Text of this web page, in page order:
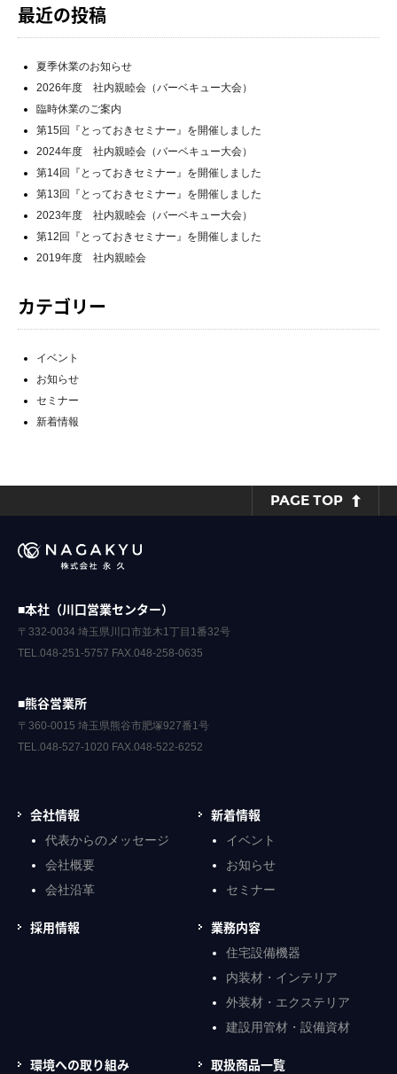
最近の投稿
夏季休業のお知らせ
2026年度 社内親睦会（バーベキュー大会）
臨時休業のご案内
第15回『とっておきセミナー』を開催しました
2024年度 社内親睦会（バーベキュー大会）
第14回『とっておきセミナー』を開催しました
第13回『とっておきセミナー』を開催しました
2023年度 社内親睦会（バーベキュー大会）
第12回『とっておきセミナー』を開催しました
2019年度 社内親睦会
カテゴリー
イベント
お知らせ
セミナー
新着情報
PAGE TOP
■本社（川口営業センター）
〒332-0034 埼玉県川口市並木1丁目1番32号
TEL.048-251-5757 FAX.048-258-0635
■熊谷営業所
〒360-0015 埼玉県熊谷市肥塚927番1号
TEL.048-527-1020 FAX.048-522-6252
会社情報
代表からのメッセージ
会社概要
会社沿革
新着情報
イベント
お知らせ
セミナー
採用情報 業務内容
住宅設備機器
内装材・インテリア
外装材・エクステリア
建設用管材・設備資材
環境への取り組み 取扱商品一覧